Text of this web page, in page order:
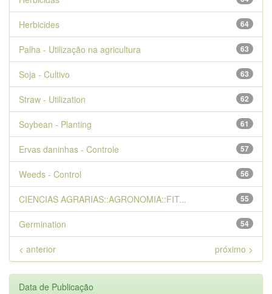
64
Herbicides
63
Palha - Utilização na agricultura
63
Soja - Cultivo
62
Straw - Utilization
61
Soybean - Planting
57
Ervas daninhas - Controle
56
Weeds - Control
55
CIENCIAS AGRARIAS::AGRONOMIA::FIT...
54
Germination
< anterior próximo >
Data de Publicação